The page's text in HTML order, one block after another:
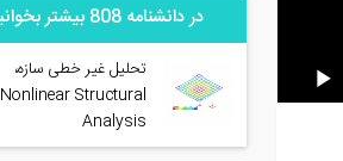
در دانشنامه 808 بیشتر بخوانید ...
تحلیل غیر خطی سازه،
Nonlinear Structural
Analysis